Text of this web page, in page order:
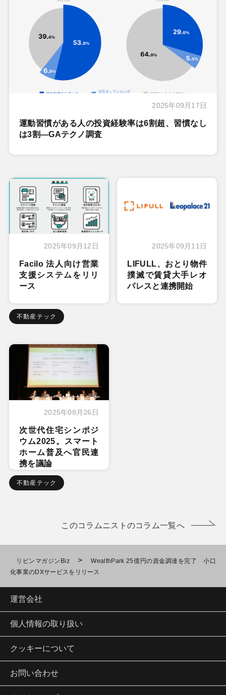
2025年09月17日
運動習慣がある人の投資経験率は6割超、習慣なし
は3割―GAテクノ調査
2025年09月12日
Facilo 法人向け営業
支援システムをリリ
ース
不動産テック
2025年09月11日
LIFULL、おとり物件
撲滅で賃貸大手レオ
パレスと連携開始
2025年08月26日
次世代住宅シンポジ
ウム2025。スマート
ホーム普及へ官民連
携を議論
不動産テック
このコラムニストのコラム一覧へ
リビンマガジンBiz >
WealthPark 25億円の資金調達を完了 小口
化事業のDXサービスをリリース
運営会社
個人情報の取り扱い
クッキーについて
お問い合わせ